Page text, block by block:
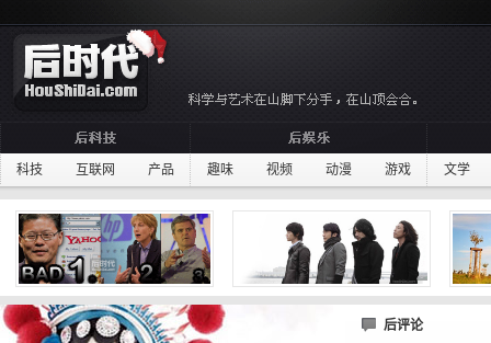
科技 互联网 产品 趣味 视频 动漫 游戏 文学
后评论